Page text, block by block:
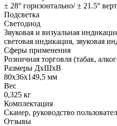
± 28° горизонтально/ ± 21.5°
Подсветка
Светодиод
Звуковая и визуальная
световая индикация, звуковая
Сферы применения
Розничная торговля (табак,
Размеры ДхШхВ
80x36x149,5 мм
Вес
0,325 кг
Комплектация
Сканер, руководство
Отзывы